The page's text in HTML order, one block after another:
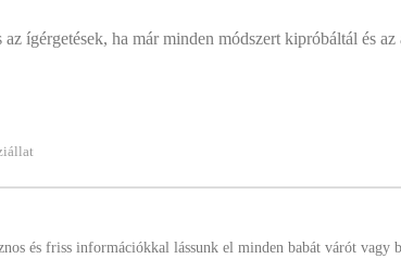
ígérgetések, ha már minden módszert kipróbáltál és
és friss információkkal lássunk el minden babát várót vagy